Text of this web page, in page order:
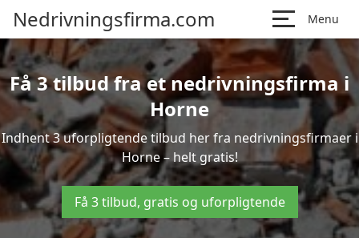
Nedrivningsfirma.com Menu
Få 3 tilbud fra et nedrivningsfirma i
Horne
Indhent 3 uforpligtende tilbud her fra nedrivningsfirmaer i
Horne – helt gratis!
Få 3 tilbud, gratis og uforpligtende